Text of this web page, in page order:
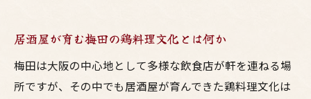
居酒屋が育む梅田の鶏料理文化とは何か
梅田は大阪の中心地として多様な飲食店が軒を連ねる場
所ですが、その中でも居酒屋が育んできた鶏料理文化は